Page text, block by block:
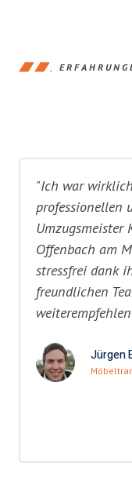
"Ich war
professionellen
Umzugsmeister
Offenbach am
stressfrei dank
freundlichen
Jürgen